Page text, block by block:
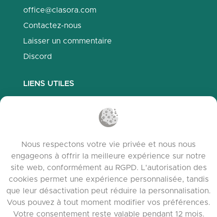
office@clasora.com
Contactez-nous
Laisser un commentaire
Discord
LIENS UTILES
Politique de confidentialité
Conditions d’utilisation
Notes de version
Nous respectons votre vie privée et nous nous
engageons à offrir la meilleure expérience sur notre
site web, conformément au RGPD. L'autorisation des
cookies permet une expérience personnalisée, tandis
que leur désactivation peut réduire la personnalisation.
Vous pouvez à tout moment modifier vos préférences.
Votre consentement reste valable pendant 12 mois.